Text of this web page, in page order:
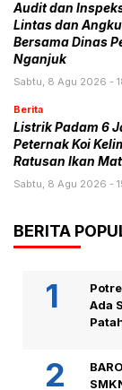
Audit dan
Lintas dan
Bersama Dinas
Nganjuk
Sabtu, 8 Agu 2026 -
Berita
Listrik Padam 6
Peternak Koi
Ratusan Ikan
Sabtu, 8 Agu 2026 -
BERITA
Ada